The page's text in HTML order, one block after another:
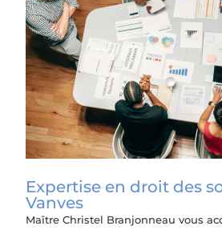
Expertise en droit des
Vanves
Maître Christel Branjonneau vous